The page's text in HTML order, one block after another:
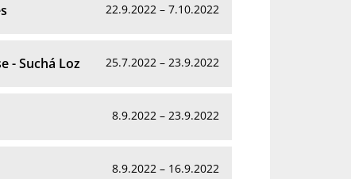
22.9.2022 – 7.10.2022
- Suchá Loz 25.7.2022 – 23.9.2022
8.9.2022 – 23.9.2022
8.9.2022 – 16.9.2022